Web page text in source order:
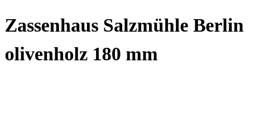
Zassenhaus Salzmühle Berlin
olivenholz 180 mm